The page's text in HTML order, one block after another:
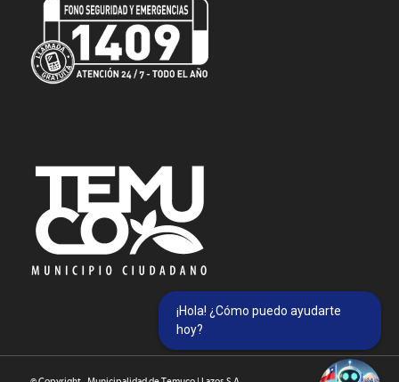
¡Hola! ¿Cómo puedo ayudarte
hoy?